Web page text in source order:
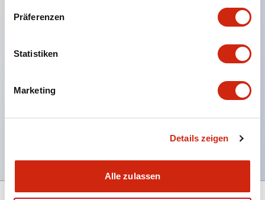
Präferenzen
Statistiken
Marketing
Details zeigen
Alle zulassen
LED- oder Glühlampenbeleuchtung
Bis zu 105 Fenster (7 Reihen mal 15 Spalten)
Verschiedene Fenstergrößen können in nahezu
Abklappbare Fenster verbessern die Sichtbarkeit
Mehrschichtige Linsenkonstruktion ermöglicht